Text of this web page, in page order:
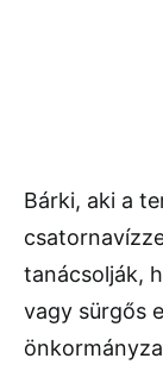
Bárki, aki a
tanácsolják,
vagy sürgős